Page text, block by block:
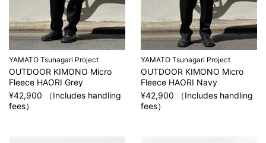
YAMATO Tsunagari Project
OUTDOOR KIMONO Micro
Fleece HAORI Grey
¥42,900 （Includes handling
fees）
YAMATO Tsunagari Project
OUTDOOR KIMONO Micro
Fleece HAORI Navy
¥42,900 （Includes handling
fees）